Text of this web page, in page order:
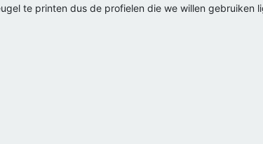
te printen dus de profielen die we willen gebruiken